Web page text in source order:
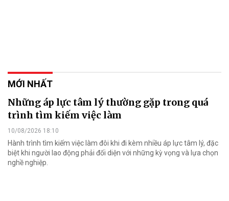
MỚI NHẤT
Những áp lực tâm lý thường gặp trong quá
trình tìm kiếm việc làm
10/08/2026 18:10
Hành trình tìm kiếm việc làm đôi khi đi kèm nhiều áp lực tâm lý, đặc
biệt khi người lao động phải đối diện với những kỳ vọng và lựa chọn
nghề nghiệp.